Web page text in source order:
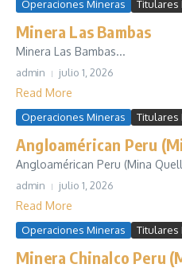
Operaciones Mineras Titulares
Minera Las Bambas
Minera Las Bambas...
admin julio 1, 2026
Read More
Operaciones Mineras Titulares
Angloamérican Peru
Angloamérican Peru (Mina
admin julio 1, 2026
Read More
Operaciones Mineras Titulares
Minera Chinalco Peru